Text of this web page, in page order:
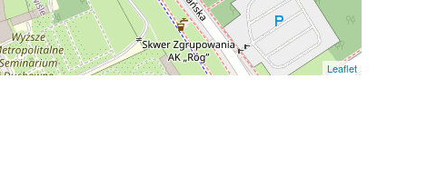
Leaflet